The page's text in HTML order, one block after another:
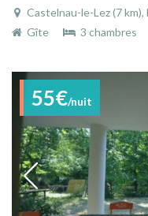
Castelnau-le-Lez (7 km),
Gîte
3 chambres
55€/nuit